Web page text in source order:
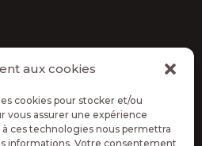
aux cookies
cookies pour stocker et/ou
vous assurer une expérience
ces technologies nous permettra
informations. Votre consentement